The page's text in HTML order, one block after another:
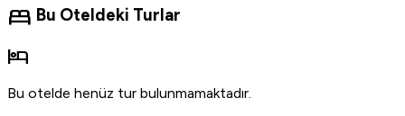
bed Bu Oteldeki Turlar
hotel
Bu otelde henüz tur bulunmamaktadır.